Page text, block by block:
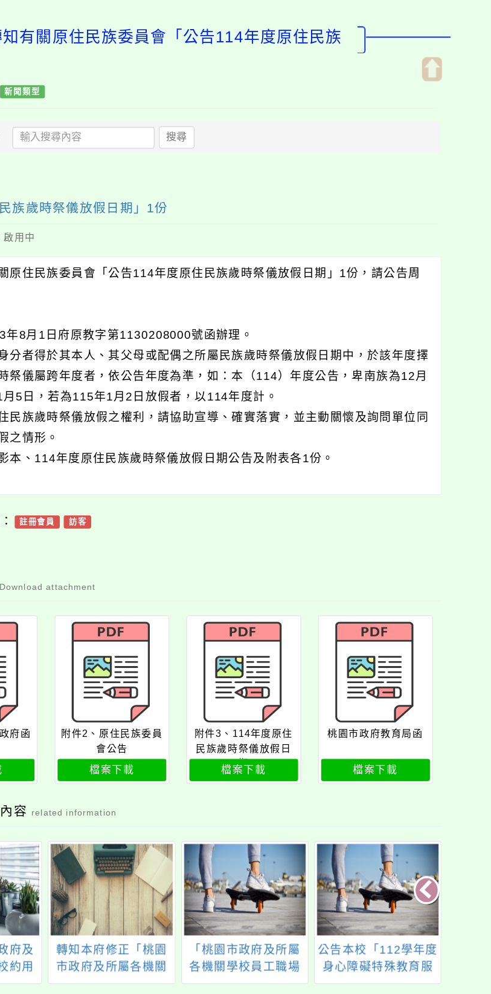
有關原住民族委員會「公告114年度原住民族
新聞類型
搜尋
族歲時祭儀放假日期」1份
用中
原住民族委員會「公告114年度原住民族歲時祭儀放假日期」1份，請公告周
年8月1日府原教字第1130208000號函辦理。
分者得於其本人、其父母或配偶之所屬民族歲時祭儀放假日期中，於該年度擇
祭儀屬跨年度者，依公告年度為準，如：本（114）年度公告，卑南族為12月
5日，若為115年1月2日放假者，以114年度計。
民族歲時祭儀放假之權利，請協助宣導、確實落實，並主動關懷及詢問單位同
之情形。
本、114年度原住民族歲時祭儀放假日期公告及附表各1份。
註冊會員 訪客
Download attachment
府函
附件2、原住民族委員
會公告
檔案下載
附件3、114年度原住
民族歲時祭儀放假日
期
檔案下載
桃園市政府教育局函
檔案下載
容 related information
府及
約用
理要
轉知本府修正「桃園
市政府及所屬各機關
學校員工職場霸凌防
「桃園市政府及所屬
各機關學校員工職場
霸凌防治與申訴作業
公告本校「112學年度
身心障礙特殊教育服
務方案」特教學生助